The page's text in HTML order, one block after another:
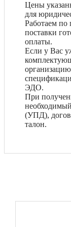
Цены
для
Работаем по
поставки
оплаты.
Если у Вас
ЭДО.
При
(УПД),
талон.